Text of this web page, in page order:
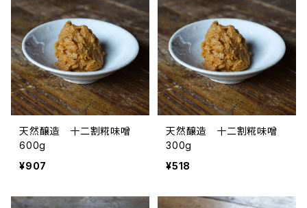
天然醸造 十二割糀味噌
600g
¥907
天然醸造 十二割糀味噌
300g
¥518